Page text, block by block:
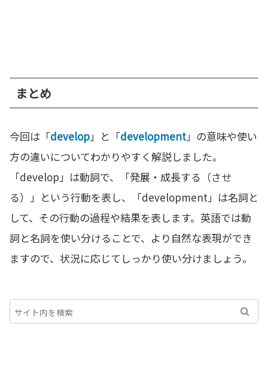
まとめ
今回は「develop」と「development」の意味や使い
方の違いについてわかりやすく解説しました。
「develop」は動詞で、「発展・成長する（させ
る）」という行動を表し、「development」は名詞と
して、その行動の過程や結果を表します。英語では動
詞と名詞を使い分けることで、より自然な表現ができ
ますので、状況に応じてしっかり使い分けましょう。